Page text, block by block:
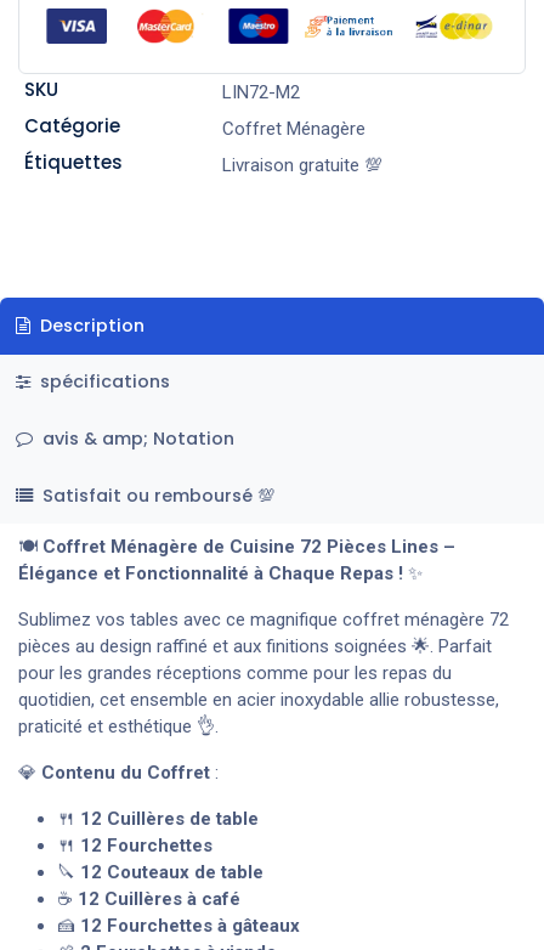
SKU LIN72-M2
Catégorie Coffret Ménagère
Étiquettes Livraison gratuite 💯
Description
spécifications
avis & amp; Notation
Satisfait ou remboursé 💯
🍽️ Coffret Ménagère de Cuisine 72 Pièces Lines –
Élégance et Fonctionnalité à Chaque Repas ! ✨
Sublimez vos tables avec ce magnifique coffret ménagère 72
pièces au design raffiné et aux finitions soignées 🌟. Parfait
pour les grandes réceptions comme pour les repas du
quotidien, cet ensemble en acier inoxydable allie robustesse,
praticité et esthétique 👌.
💎 Contenu du Coffret :
🍴 12 Cuillères de table
🍴 12 Fourchettes
🔪 12 Couteaux de table
☕ 12 Cuillères à café
🍰 12 Fourchettes à gâteaux